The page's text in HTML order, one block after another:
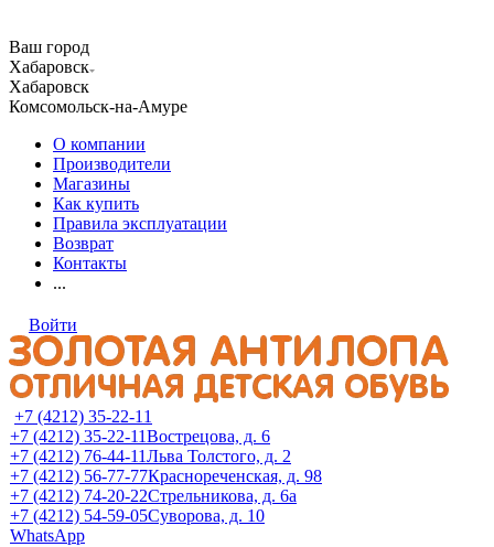
Ваш город
Хабаровск
Хабаровск
Комсомольск-на-Амуре
О компании
Производители
Магазины
Как купить
Правила эксплуатации
Возврат
Контакты
...
Войти
+7 (4212) 35-22-11
+7 (4212) 35-22-11Вострецова, д. 6
+7 (4212) 76-44-11Льва Толстого, д. 2
+7 (4212) 56-77-77Краснореченская, д. 98
+7 (4212) 74-20-22Стрельникова, д. 6а
+7 (4212) 54-59-05Суворова, д. 10
WhatsApp